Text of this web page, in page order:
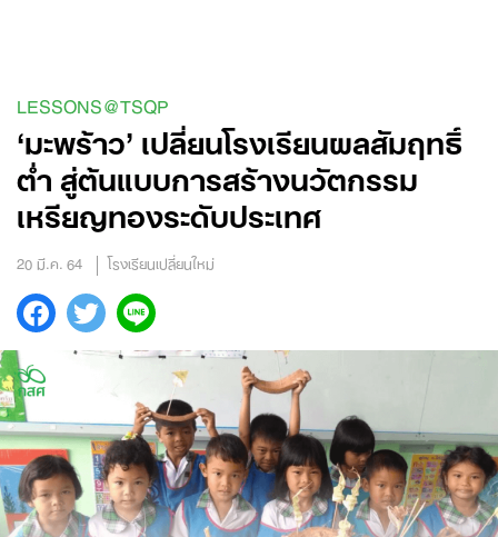
LESSONS@TSQP
‘มะพร้าว’ เปลี่ยนโรงเรียนผลสัมฤทธิ์
ต่ำ สู่ต้นแบบการสร้างนวัตกรรม
เหรียญทองระดับประเทศ
20 มี.ค. 64 โรงเรียนเปลี่ยนใหม่